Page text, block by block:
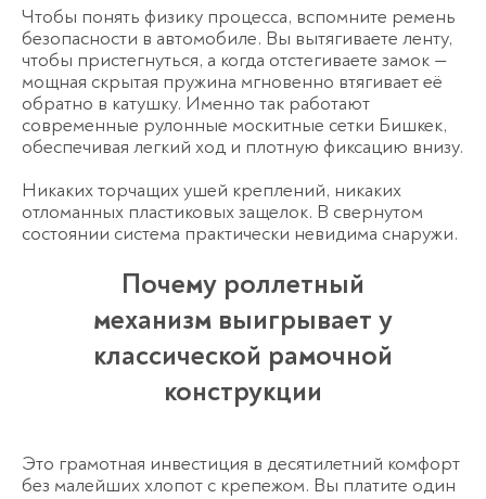
Чтобы понять физику процесса, вспомните ремень
безопасности в автомобиле. Вы вытягиваете ленту,
чтобы пристегнуться, а когда отстегиваете замок —
мощная скрытая пружина мгновенно втягивает её
обратно в катушку. Именно так работают
современные рулонные москитные сетки Бишкек,
обеспечивая легкий ход и плотную фиксацию внизу.
Никаких торчащих ушей креплений, никаких
отломанных пластиковых защелок. В свернутом
состоянии система практически невидима снаружи.
Почему роллетный
механизм выигрывает у
классической рамочной
конструкции
Это грамотная инвестиция в десятилетний комфорт
без малейших хлопот с крепежом. Вы платите один
Оставьте заявку
перезвоним в течение 3-х минут
Пожалуйста, докажите, что вы